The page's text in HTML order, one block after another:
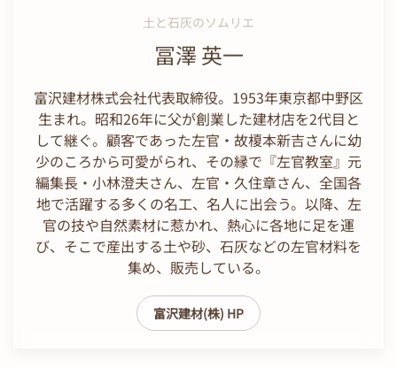
土と石灰のソムリエ
冨澤 英一
富沢建材株式会社代表取締役。1953年東京都中野区
生まれ。昭和26年に父が創業した建材店を2代目と
して継ぐ。顧客であった左官・故榎本新吉さんに幼
少のころから可愛がられ、その縁で『左官教室』元
編集長・小林澄夫さん、左官・久住章さん、全国各
地で活躍する多くの名工、名人に出会う。以降、左
官の技や自然素材に惹かれ、熱心に各地に足を運
び、そこで産出する土や砂、石灰などの左官材料を
集め、販売している。
富沢建材(株) HP